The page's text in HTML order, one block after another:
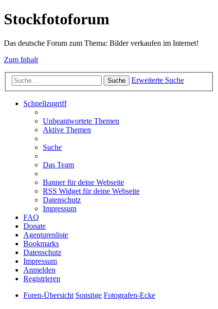
Stockfotoforum
Das deutsche Forum zum Thema: Bilder verkaufen im Internet!
Zum Inhalt
Suche Erweiterte Suche
Schnellzugriff
Unbeantwortete Themen
Aktive Themen
Suche
Das Team
Banner für deine Webseite
RSS Widget für deine Webseite
Datenschutz
Impressum
FAQ
Donate
Agenturenliste
Bookmarks
Datenschutz
Impressum
Anmelden
Registrieren
Foren-Übersicht Sonstige Fotografen-Ecke